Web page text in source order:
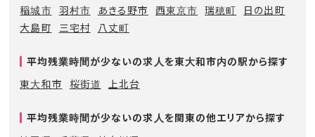
稲城市
羽村市 あきる野市 西東京市 瑞穂町
日の出町
大島町
三宅村 八丈町
平均残業時間が少ないの求人を東大和市内の駅から探す
東大和市
桜街道 上北台
平均残業時間が少ないの求人を関東の他エリアから探す